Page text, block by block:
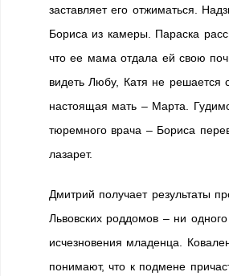
заставляет его отжиматься.
Бориса из камеры. Параска
что ее мама отдала ей свою
видеть Любу, Катя не решается
настоящая мать – Марта.
тюремного врача – Бориса
лазарет.
Дмитрий получает результаты
Львовских роддомов – ни одного
исчезновения младенца.
понимают, что к подмене